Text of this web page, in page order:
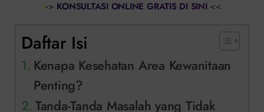
>> KONSULTASI ONLINE GRATIS DI SINI <<
Daftar Isi
Kenapa Kesehatan Area Kewanitaan
Penting?
Tanda-Tanda Masalah yang Tidak